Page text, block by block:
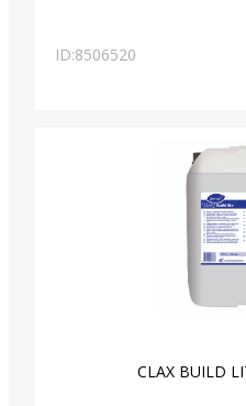
ID:8506520
CLAX BUILD